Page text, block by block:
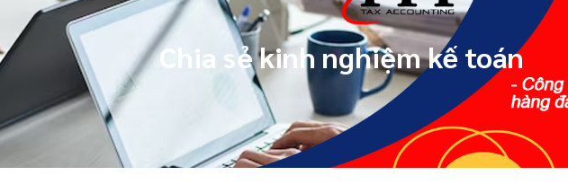
Chia sẻ kinh nghiệm kế toán